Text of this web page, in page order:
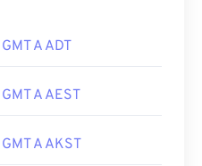
GMT A ADT
GMT A AEST
GMT A AKST